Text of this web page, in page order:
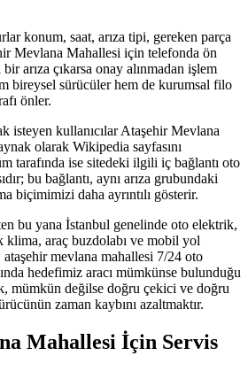
konum, saat, arıza tipi, gereken parça
Mevlana Mahallesi için telefonda ön
arıza çıkarsa onay alınmadan işlem
bireysel sürücüler hem de kurumsal filo
önler.
isteyen kullanıcılar Ataşehir Mevlana
olarak Wikipedia sayfasını
tarafında ise sitedeki ilgili iç bağlantı oto
bu bağlantı, aynı arıza grubundaki
biçimimizi daha ayrıntılı gösterir.
bu yana İstanbul genelinde oto elektrik,
klima, araç buzdolabı ve mobil yol
ataşehir mevlana mahallesi 7/24 oto
hedefimiz aracı mümkünse bulunduğu
mümkün değilse doğru çekici ve doğru
zaman kaybını azaltmaktır.
Mahallesi İçin Servis